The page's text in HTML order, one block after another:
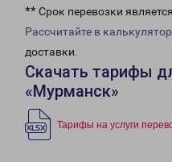
** Срок перевозки является
Рассчитайте в
доставки.
Скачать тарифы
«Мурманск»
Тарифы на услуги